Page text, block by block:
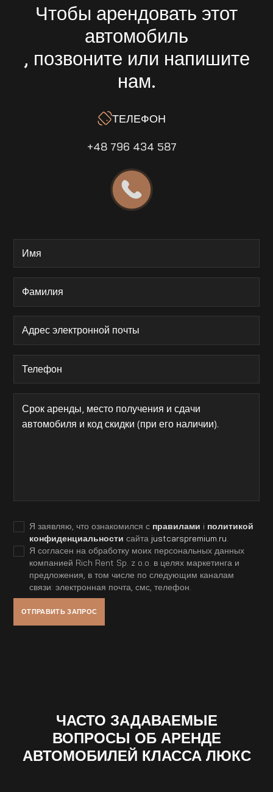
Чтобы арендовать этот
автомобиль
, позвоните или напишите
нам.
ТЕЛЕФОН
+48 796 434 587
Я заявляю, что ознакомился с правилами i политикой
конфиденциальности сайта justcarspremium.ru
Я согласен на обработку моих персональных данных
компанией Rich Rent Sp. z o.o. в целях маркетинга и
предложения, в том числе по следующим каналам
связи: электронная почта, смс, телефон.
ЧАСТО ЗАДАВАЕМЫЕ
ВОПРОСЫ ОБ АРЕНДЕ
АВТОМОБИЛЕЙ КЛАССА ЛЮКС